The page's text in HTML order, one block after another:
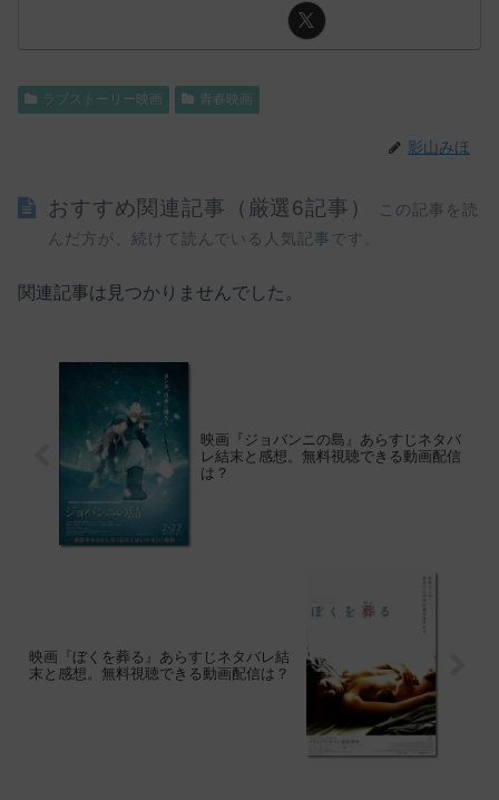
ラブストーリー映画 青春映画
影山みほ
おすすめ関連記事（厳選6記事）
この記事を読
んだ方が、続けて読んでいる人気記事です。
関連記事は見つかりませんでした。
映画『ジョバンニの島』あらすじネタバ
レ結末と感想。無料視聴できる動画配信
は？
映画『ぼくを葬る』あらすじネタバレ結
末と感想。無料視聴できる動画配信は？